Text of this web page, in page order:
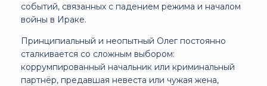
событий, связанных с падением режима и началом
войны в Ираке.
Принципиальный и неопытный Олег постоянно
сталкивается со сложным выбором:
коррумпированный начальник или криминальный
партнёр, предавшая невеста или чужая жена,